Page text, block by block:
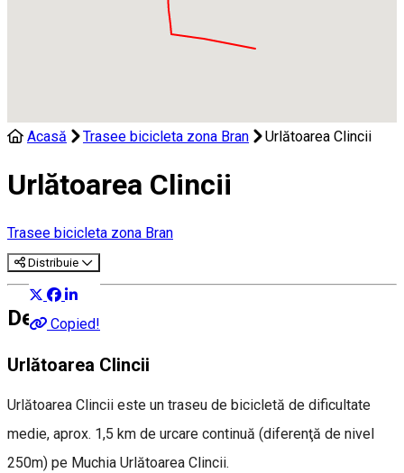
Acasă Trasee bicicleta zona Bran Urlătoarea Clincii
Urlătoarea Clincii
Trasee bicicleta zona Bran
Distribuie
Copied!
Despre
Urlătoarea Clincii
Urlătoarea Clincii este un traseu de bicicletă de dificultate
medie, aprox. 1,5 km de urcare continuă (diferenţă de nivel
250m) pe Muchia Urlătoarea Clincii.